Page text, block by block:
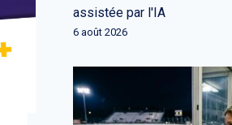
assistée par l'IA
6 août 2026